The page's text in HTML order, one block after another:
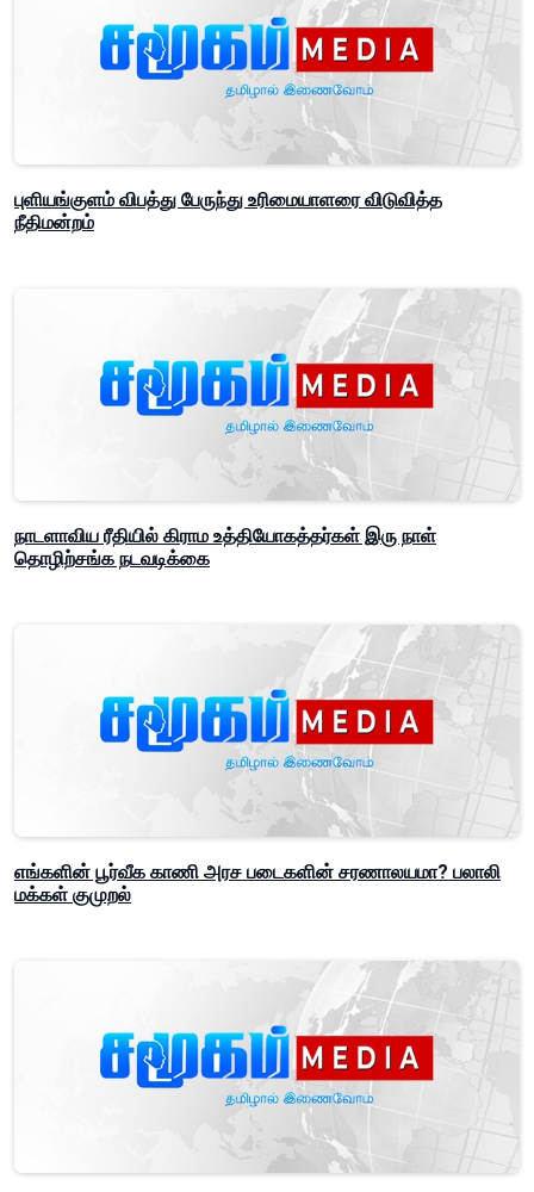
புளியங்குளம் விபத்து பேருந்து உரிமையாளரை விடுவித்த
நீதிமன்றம்
நாடளாவிய ரீதியில் கிராம உத்தியோகத்தர்கள் இரு நாள்
தொழிற்சங்க நடவடிக்கை
எங்களின் பூர்வீக காணி அரச படைகளின் சரணாலயமா? பலாலி
மக்கள் குமுறல்